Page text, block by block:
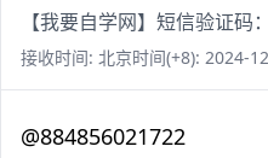
【我要自学网】短信验证码
接收时间: 北京时间(+8): 2024-
@884856021722